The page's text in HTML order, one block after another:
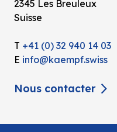
2345 Les Breuleux
Suisse
T +41 (0) 32 940 14 03
E info@kaempf.swiss
Nous contacter